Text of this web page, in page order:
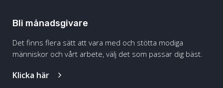
Bli månadsgivare
Det finns flera sätt att vara med och stötta modiga
människor och vårt arbete, välj det som passar dig bäst.
Klicka här